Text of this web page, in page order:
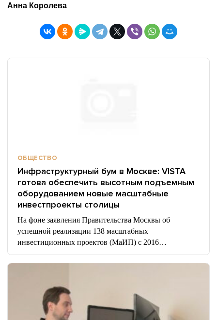
Анна Королева
ОБЩЕСТВО
Инфраструктурный бум в Москве: VISTA
готова обеспечить высотным подъемным
оборудованием новые масштабные
инвестпроекты столицы
На фоне заявления Правительства Москвы об
успешной реализации 138 масштабных
инвестиционных проектов (МаИП) с 2016…